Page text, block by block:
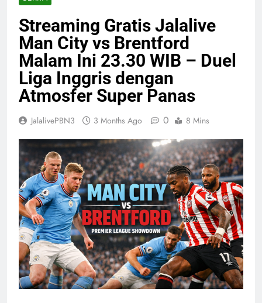
Streaming Gratis Jalalive
Man City vs Brentford
Malam Ini 23.30 WIB – Duel
Liga Inggris dengan
Atmosfer Super Panas
JalalivePBN3 3 Months Ago 0 8 Mins